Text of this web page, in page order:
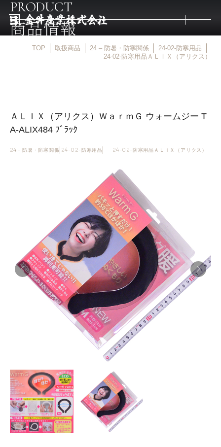
取扱メーカー
金井産業の強み
お知らせ
採用情報
お問い合わせはこちら
PRODUCT
商品情報
TOP 取扱商品 24 – 防暑・防寒関係
24-02-防寒用品
24-02-防寒用品ＡＬＩＸ（アリクス）
ＡＬＩＸ（アリクス）ＷａｒｍＧ ウォームジー T
A-ALIX484 ﾌﾞﾗｯｸ
24 – 防暑・防寒関係 24-02-防寒用品 24-02-防寒用品ＡＬＩＸ（アリクス）